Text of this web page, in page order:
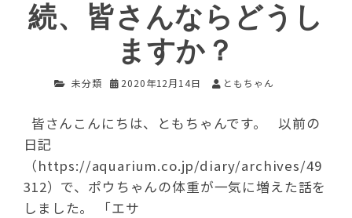
続、皆さんならどうし
ますか？
未分類 2020年12月14日 ともちゃん
皆さんこんにちは、ともちゃんです。 以前の
日記
（https://aquarium.co.jp/diary/archives/49
312）で、ポウちゃんの体重が一気に増えた話を
しました。 「エサ